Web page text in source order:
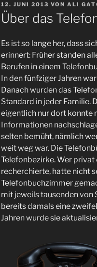
VERÖFFENTLICHT
AM
12. JUNI 2013 VON ALI
Über das
Es ist so lange her, dass
erinnert: Früher standen
Berufen in einem
In den fünfziger Jahren
Danach wurden das
Standard in jeder Familie.
eigentlich nur dort konnte
Informationen
selten bemüht, nämlich
weit weg war. Die
Telefonbezirke. Wer
recherchierte, hatte nicht
Telefonbuchzimmer
mit jeweils tausenden von
bereits damals eine
Jahren wurde sie